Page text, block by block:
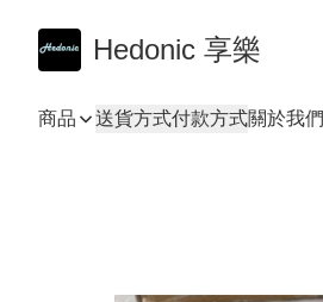
Hedonic 享樂
商品 送貨方式付款方式關於我們